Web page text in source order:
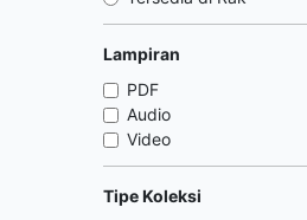
Lampiran
PDF
Audio
Video
Tipe Koleksi